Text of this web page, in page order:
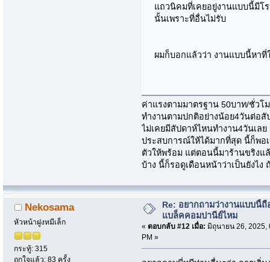
แถวนิคมที่เคยอยู่งานแบบนี้มีโ
นั้นเพราะที่อื่นไม่รับ
ผมก็บอกแล้วว่า งานแบบนี้หาที่
ค่าแรงตามมาตรฐาน 50บาท/ชั่ว
ทำงานตามปกติอย่างน้อย4วันต่อ
ไม่เคยมีสัปดาห์ไหนทำงาน4วันเล
ประสบการณ์ให้ได้มากที่สุด นี้ก็พอเ
ตัวให้พร้อม แต่ตอนนี้มาร้านขริงแ
บ้าง นี้ก็รอดูเดือนหน้าว่าเป็นยังไง
Nekosama
หัวหน้าฝูงหมีเล็ก
กระทู้: 315
ถูกใจแล้ว: 83 ครั้ง
Re: อยากถามว่างานแบบนี้ถื
แบล็คคอมปานีย์ไหม
« ตอบกลับ #12 เมื่อ: มิถุนายน 26, 2025,
PM »